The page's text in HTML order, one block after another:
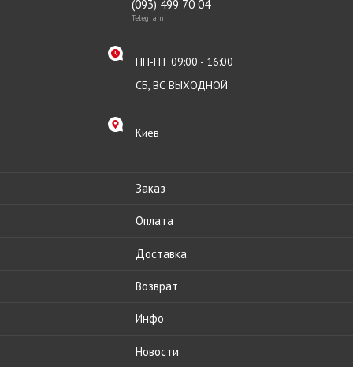
(093) 499 70 04
Telegram
ПН-ПТ 09:00 - 16:00
СБ, ВС ВЫХОДНОЙ
Киев
Заказ
Оплата
Доставка
Возврат
Инфо
Новости